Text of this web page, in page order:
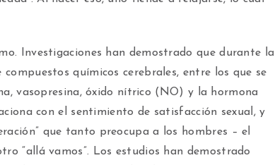
Investigaciones han demostrado que durante la
químicos cerebrales, entre los que se
vasopresina, óxido nítrico (NO) y la hormona
con el sentimiento de satisfacción sexual, y
que tanto preocupa a los hombres – el
“allá vamos”. Los estudios han demostrado